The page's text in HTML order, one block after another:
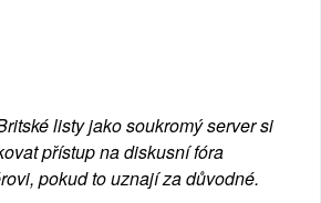
listy jako soukromý server si
přístup na diskusní fóra
pokud to uznají za důvodné.